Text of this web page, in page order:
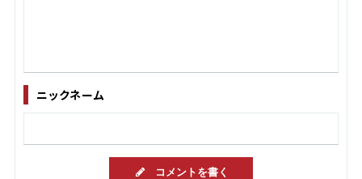
ニックネーム
コメントを書く